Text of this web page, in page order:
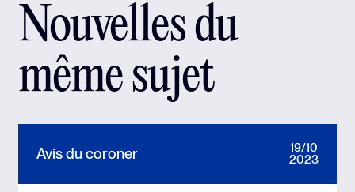
Nouvelles du
même sujet
Avis du coroner
19/10
2023